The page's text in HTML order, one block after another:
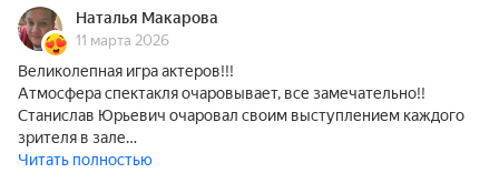
Наталья Макарова
11 марта 2026
Великолепная игра актеров!!!
Атмосфера спектакля очаровывает, все замечательно!!
Станислав Юрьевич очаровал своим выступлением каждого
зрителя в зале…
Читать полностью